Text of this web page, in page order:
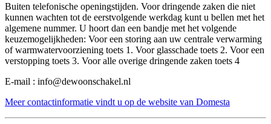
Buiten telefonische openingstijden. Voor dringende zaken die niet
kunnen wachten tot de eerstvolgende werkdag kunt u bellen met het
algemene nummer. U hoort dan een bandje met het volgende
keuzemogelijkheden: Voor een storing aan uw centrale verwarming
of warmwatervoorziening toets 1. Voor glasschade toets 2. Voor een
verstopping toets 3. Voor alle overige dringende zaken toets 4
E-mail : info@dewoonschakel.nl
Meer contactinformatie vindt u op de website van Domesta